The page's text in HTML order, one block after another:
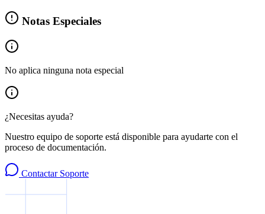
Notas Especiales
No aplica ninguna nota especial
¿Necesitas ayuda?
Nuestro equipo de soporte está disponible para ayudarte con el
proceso de documentación.
Contactar Soporte